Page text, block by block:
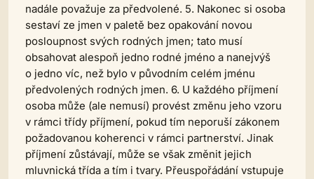
nadále považuje za předvolené. 5. Nakonec si osoba
sestaví ze jmen v paletě bez opakování novou
posloupnost svých rodných jmen; tato musí
obsahovat alespoň jedno rodné jméno a nanejvýš
o jedno víc, než bylo v původním celém jménu
předvolených rodných jmen. 6. U každého příjmení
osoba může (ale nemusí) provést změnu jeho vzoru
v rámci třídy příjmení, pokud tím neporuší zákonem
požadovanou koherenci v rámci partnerství. Jinak
příjmení zůstávají, může se však změnit jejich
mluvnická třída a tím i tvary. Přeuspořádání vstupuje